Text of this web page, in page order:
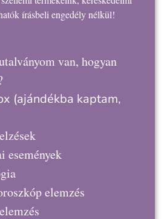
írásbeli engedély nélkül!
van, hogyan
(ajándékba kaptam,
események
elemzés